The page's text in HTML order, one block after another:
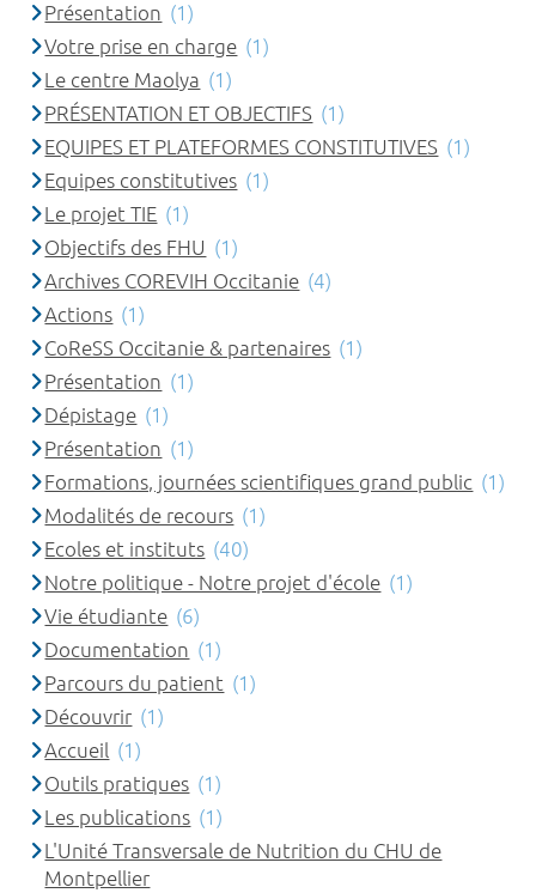
Présentation (1)
Votre prise en charge (1)
Le centre Maolya (1)
PRÉSENTATION ET OBJECTIFS (1)
EQUIPES ET PLATEFORMES CONSTITUTIVES (1)
Equipes constitutives (1)
Le projet TIE (1)
Objectifs des FHU (1)
Archives COREVIH Occitanie (4)
Actions (1)
CoReSS Occitanie & partenaires (1)
Présentation (1)
Dépistage (1)
Présentation (1)
Formations, journées scientifiques grand public (1)
Modalités de recours (1)
Ecoles et instituts (40)
Notre politique - Notre projet d'école (1)
Vie étudiante (6)
Documentation (1)
Parcours du patient (1)
Découvrir (1)
Accueil (1)
Outils pratiques (1)
Les publications (1)
L'Unité Transversale de Nutrition du CHU de
Montpellier